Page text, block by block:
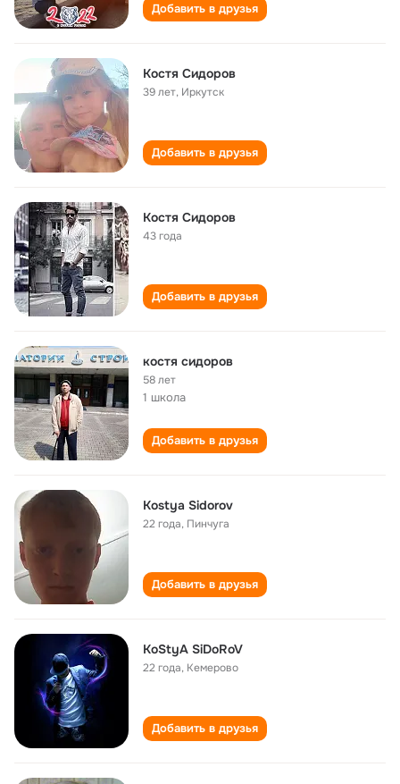
Добавить в друзья
Костя Сидоров
39 лет, Иркутск
Добавить в друзья
Костя Сидоров
43 года
Добавить в друзья
костя сидоров
58 лет
1 школа
Добавить в друзья
Kostya Sidorov
22 года, Пинчуга
Добавить в друзья
KoStyA SiDoRoV
22 года, Кемерово
Добавить в друзья